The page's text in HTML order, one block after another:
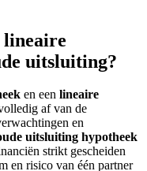
lineaire
uitsluiting?
en een lineaire
af van de
en
uitsluiting hypotheek
strikt gescheiden
en risico van één partner